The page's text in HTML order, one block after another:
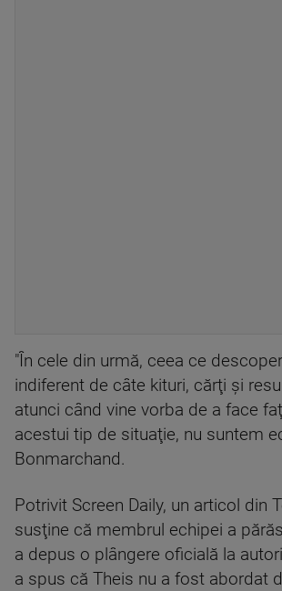
"În cele din urmă, ceea ce
indiferent de câte kituri, cărţi şi
atunci când vine vorba de a face
acestui tip de situaţie, nu suntem
Bonmarchand.
Potrivit Screen Daily, un articol din
susţine că membrul echipei a
a depus o plângere oficială la
a spus că Theis nu a fost abordat